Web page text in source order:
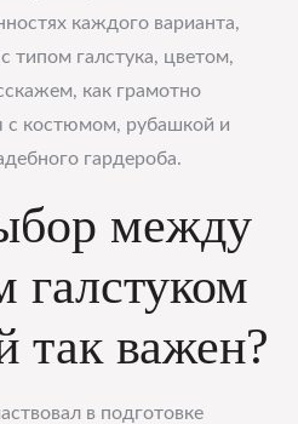
каждого варианта,
типом галстука, цветом,
как грамотно
с костюмом, рубашкой и
гардероба.
между
галстуком
так важен?
в подготовке